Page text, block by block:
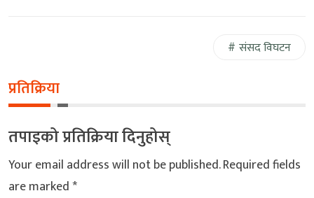
संसद विघटन
प्रतिक्रिया
तपाइको प्रतिक्रिया दिनुहोस्
Your email address will not be published.Required fields
are marked*